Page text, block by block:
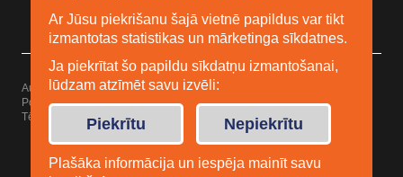
Autortiesības © 2026 Esidrošs
Powered byWordPress
Tēma: Uku noElmastudio
Ar Jūsu piekrišanu šajā vietnē papildus var tikt
izmantotas statistikas un mārketinga sīkdatnes.
Ja piekrītat šo papildu sīkdatņu izmantošanai,
lūdzam atzīmēt savu izvēli:
Piekrītu Nepiekrītu
Plašāka informācija un iespēja mainīt savu